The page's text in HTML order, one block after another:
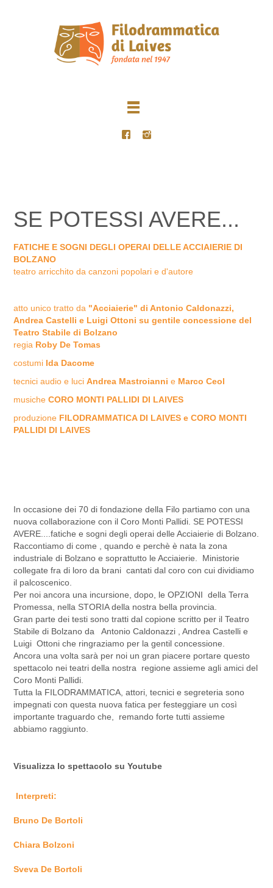
SE POTESSI AVERE...
FATICHE E SOGNI DEGLI OPERAI DELLE ACCIAIERIE DI
BOLZANO
teatro arricchito da canzoni popolari e d'autore
atto unico tratto da "Acciaierie" di Antonio Caldonazzi,
Andrea Castelli e Luigi Ottoni su gentile concessione del
Teatro Stabile di Bolzano
regia Roby De Tomas
costumi Ida Dacome
tecnici audio e luci Andrea Mastroianni e Marco Ceol
musiche CORO MONTI PALLIDI DI LAIVES
produzione FILODRAMMATICA DI LAIVES e CORO MONTI
PALLIDI DI LAIVES
In occasione dei 70 di fondazione della Filo partiamo con una
nuova collaborazione con il Coro Monti Pallidi. SE POTESSI
AVERE....fatiche e sogni degli operai delle Acciaierie di Bolzano.
Raccontiamo di come , quando e perchè è nata la zona
industriale di Bolzano e soprattutto le Acciaierie. Ministorie
collegate fra di loro da brani cantati dal coro con cui dividiamo
il palcoscenico.
Per noi ancora una incursione, dopo, le OPZIONI della Terra
Promessa, nella STORIA della nostra bella provincia.
Gran parte dei testi sono tratti dal copione scritto per il Teatro
Stabile di Bolzano da Antonio Caldonazzi , Andrea Castelli e
Luigi Ottoni che ringraziamo per la gentil concessione.
Ancora una volta sarà per noi un gran piacere portare questo
spettacolo nei teatri della nostra regione assieme agli amici del
Coro Monti Pallidi.
Tutta la FILODRAMMATICA, attori, tecnici e segreteria sono
impegnati con questa nuova fatica per festeggiare un così
importante traguardo che, remando forte tutti assieme
abbiamo raggiunto.
Visualizza lo spettacolo su Youtube
Interpreti:
Bruno De Bortoli
Chiara Bolzoni
Sveva De Bortoli